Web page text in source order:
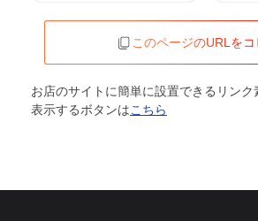
このページのURLをコ
お店のサイトに簡単に設置できるリンク
表示するボタンはこちら